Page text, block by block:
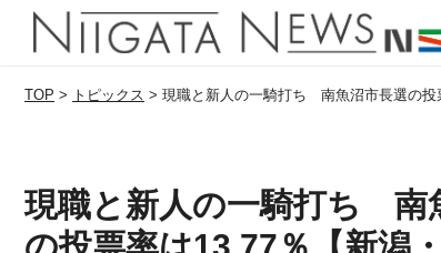
TOP > トピックス > 現職と新人の一騎打ち 南魚沼市長選の投
現職と新人の一騎打ち 南